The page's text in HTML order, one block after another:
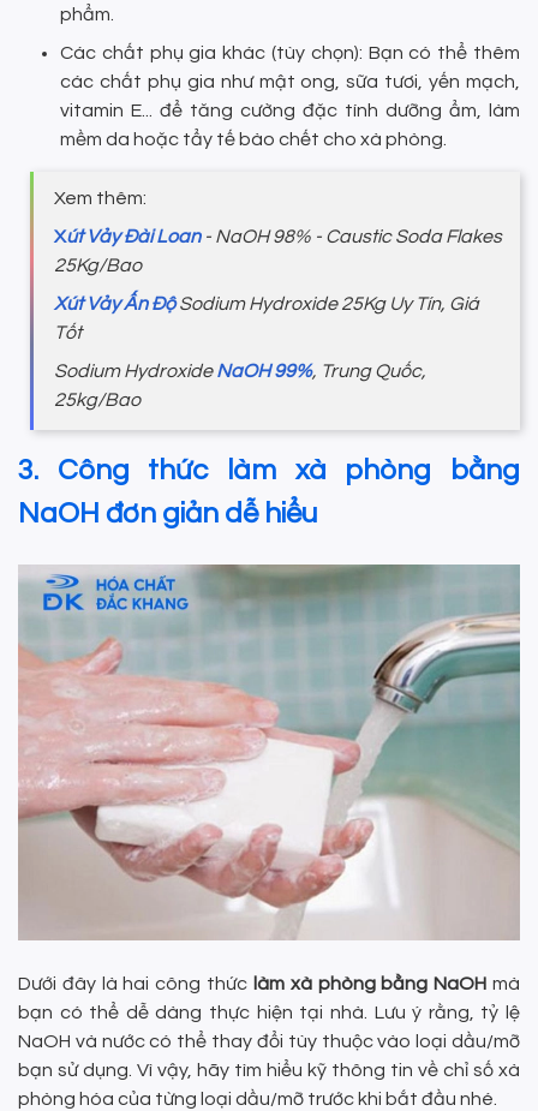
phẩm.
Các chất phụ gia khác (tùy chọn): Bạn có thể thêm
các chất phụ gia như mật ong, sữa tươi, yến mạch,
vitamin E... để tăng cường đặc tính dưỡng ẩm, làm
mềm da hoặc tẩy tế bào chết cho xà phòng.
Xem thêm:
Xút Vảy Đài Loan- NaOH 98% - Caustic Soda Flakes
25Kg/Bao
Xút Vảy Ấn ĐộSodium Hydroxide 25Kg Uy Tín, Giá
Tốt
Sodium HydroxideNaOH 99%, Trung Quốc,
25kg/Bao
3. Công thức làm xà phòng bằng
NaOH đơn giản dễ hiểu
Dưới đây là hai công thức làm xà phòng bằng NaOH mà
bạn có thể dễ dàng thực hiện tại nhà. Lưu ý rằng, tỷ lệ
NaOH và nước có thể thay đổi tùy thuộc vào loại dầu/mỡ
bạn sử dụng. Vì vậy, hãy tìm hiểu kỹ thông tin về chỉ số xà
phòng hóa của từng loại dầu/mỡ trước khi bắt đầu nhé.